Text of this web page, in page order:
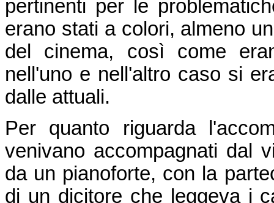
pertinenti per le
erano stati a colori, almeno
del cinema, così come
nell'uno e nell'altro caso si
dalle attuali.
Per quanto riguarda
venivano accompagnati dal
da un pianoforte, con la
di un dicitore che leggeva i